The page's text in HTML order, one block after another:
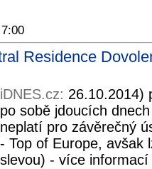
Residence
iDNES.cz: 26.10.2014)
po sobě jdoucích
neplatí pro závěrečný
- Top of Europe, avšak
slevou) - více